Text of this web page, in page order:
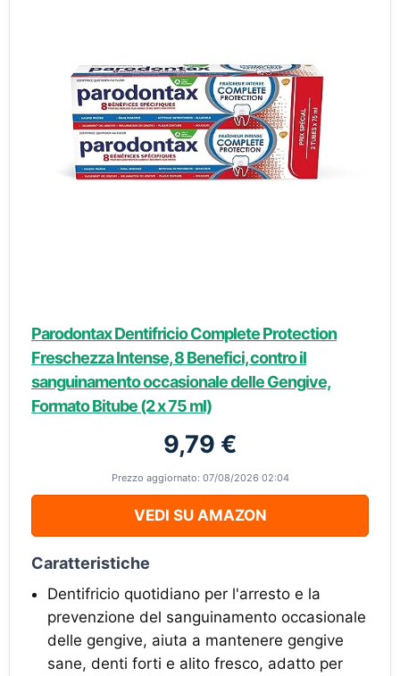
Parodontax Dentifricio Complete Protection
Freschezza Intense, 8 Benefici, contro il
sanguinamento occasionale delle Gengive,
Formato Bitube (2 x 75 ml)
9,79 €
Prezzo aggiornato: 07/08/2026 02:04
VEDI SU AMAZON
Caratteristiche
Dentifricio quotidiano per l'arresto e la
prevenzione del sanguinamento occasionale
delle gengive, aiuta a mantenere gengive
sane, denti forti e alito fresco, adatto per